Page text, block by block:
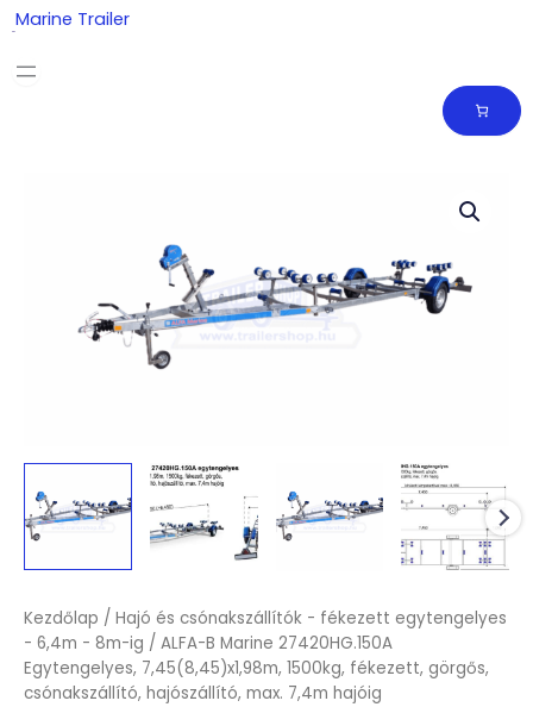
Skip
to
content
Marine Trailer
Kezdőlap / Hajó és csónakszállítók - fékezett egytengelyes
- 6,4m - 8m-ig / ALFA-B Marine 27420HG.150A
Egytengelyes, 7,45(8,45)x1,98m, 1500kg, fékezett, görgős,
csónakszállító, hajószállító, max. 7,4m hajóig